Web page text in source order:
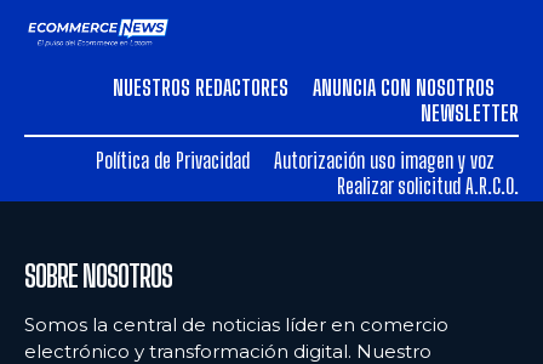
NUESTROS REDACTORES
ANUNCIA CON NOSOTROS
NEWSLETTER
Política de Privacidad
Autorización uso imagen y voz
Realizar solicitud A.R.C.O.
SOBRE NOSOTROS
Somos la central de noticias líder en comercio
electrónico y transformación digital. Nuestro